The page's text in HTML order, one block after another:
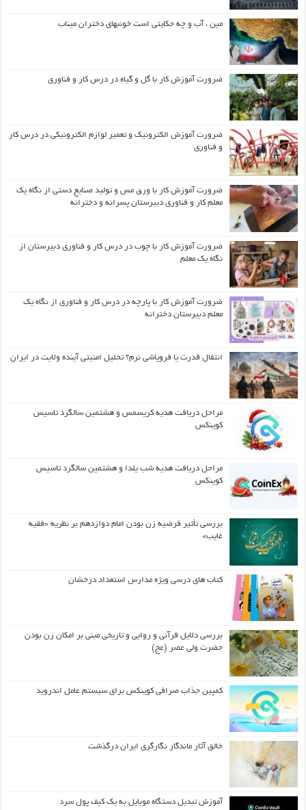
مین ، آب و چه حکایتی است خونبهای دختران میناب
ضرورت آموزش کار با گل و گیاه در درس کار و فناوری
ضرورت آموزش الکترونیک و تعمیر لوازم الکترونیکی در درس کار
و فناوری
ضرورت آموزش کار با ورق مس و تولید صنایع دستی از نگاه یک
معلم کار و فناوری دبیرستان پسرانه و دخترانه
ضرورت آموزش کار با چوب در درس کار و فناوری دبیرستان از
نگاه یک معلم
ضرورت آموزش کار با پارچه در درس کار و فناوری از نگاه یک
معلم دبیرستان دخترانه
انتقال قدرت یا فروپاشی نرم؟ تحلیل امنیتی آینده ولایت در ایران
مراحل دریافت هدیه کریسمس و هشتمین سالگرد تاسیس
کوینکس
مراحل دریافت هدیه شب یلدا و هشتمین سالگرد تاسیس
کوینکس
بررسی تأثیر فرضیه زن بودن امام دوازدهم بر نظریه «فقیه
غایب»
کتاب های درسی ویژه مدارس استعداد درخشان
بررسی دلایل قرآنی و روایی و تاریخی مبنی بر امکان زن بودن
حضرت ولی عصر (عج)
کمپین جذاب صرافی کوینکس برای سیستم عامل اندروید
خالق آثار ماندگار نگارگری ایران درگذشت
آموزش تبدیل دستگاه موبایل به یک کیف‌ پول سرد